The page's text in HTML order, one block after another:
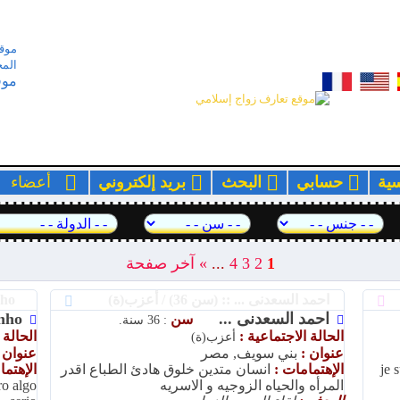
حسابي البحث بريد إلكتروني
1
2
3
4
...
» آخر صفحة
algo
احمد السعدنى ... سن : 36 سنة.
الحالة الاجتماعية : أعزب(ة)
عنوان : بني سويف, مصر
الإهتمامات : انسان متدين خلوق هادئ الطباع اقدر
المرأه والحياه الزوجيه و الاسريه
je